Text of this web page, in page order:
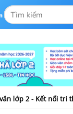
lớp 2 - Kết nối tri